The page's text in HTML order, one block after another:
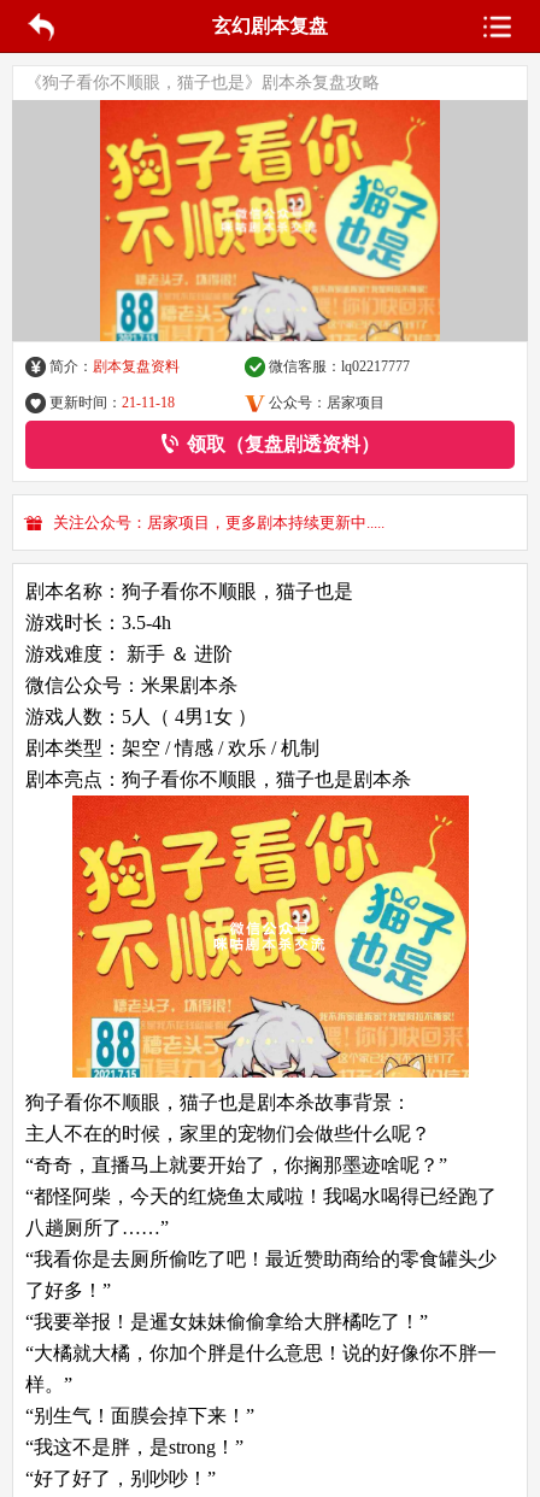
玄幻剧本复盘
《狗子看你不顺眼，猫子也是》剧本杀复盘攻略
简介： 剧本复盘资料 微信客服：lq02217777
更新时间： 21-11-18 公众号：居家项目
领取（复盘剧透资料）
关注公众号：居家项目，更多剧本持续更新中.....
剧本名称：狗子看你不顺眼，猫子也是
游戏时长：3.5-4h
游戏难度： 新手 ＆ 进阶
微信公众号：米果剧本杀
游戏人数：5人（ 4男1女 ）
剧本类型：架空 / 情感 / 欢乐 / 机制
剧本亮点：狗子看你不顺眼，猫子也是剧本杀
狗子看你不顺眼，猫子也是剧本杀故事背景：
主人不在的时候，家里的宠物们会做些什么呢？
“奇奇，直播马上就要开始了，你搁那墨迹啥呢？”
“都怪阿柴，今天的红烧鱼太咸啦！我喝水喝得已经跑了
八趟厕所了……”
“我看你是去厕所偷吃了吧！最近赞助商给的零食罐头少
了好多！”
“我要举报！是暹女妹妹偷偷拿给大胖橘吃了！”
“大橘就大橘，你加个胖是什么意思！说的好像你不胖一
样。”
“别生气！面膜会掉下来！”
“我这不是胖，是strong！”
“好了好了，别吵吵！”